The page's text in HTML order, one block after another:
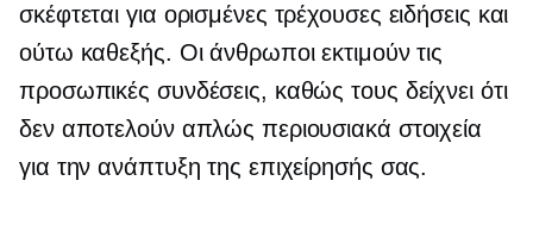
σκέφτεται για ορισμένες τρέχουσες ειδήσεις και
ούτω καθεξής. Οι άνθρωποι εκτιμούν τις
προσωπικές συνδέσεις, καθώς τους δείχνει ότι
δεν αποτελούν απλώς περιουσιακά στοιχεία
για την ανάπτυξη της επιχείρησής σας.